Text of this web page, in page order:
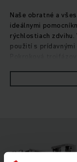
Naše obratné a
ideálnymi
rýchlostiach
použití s prídavnými
účinnosti. Tak
minimálnej
bezúdržbovosti